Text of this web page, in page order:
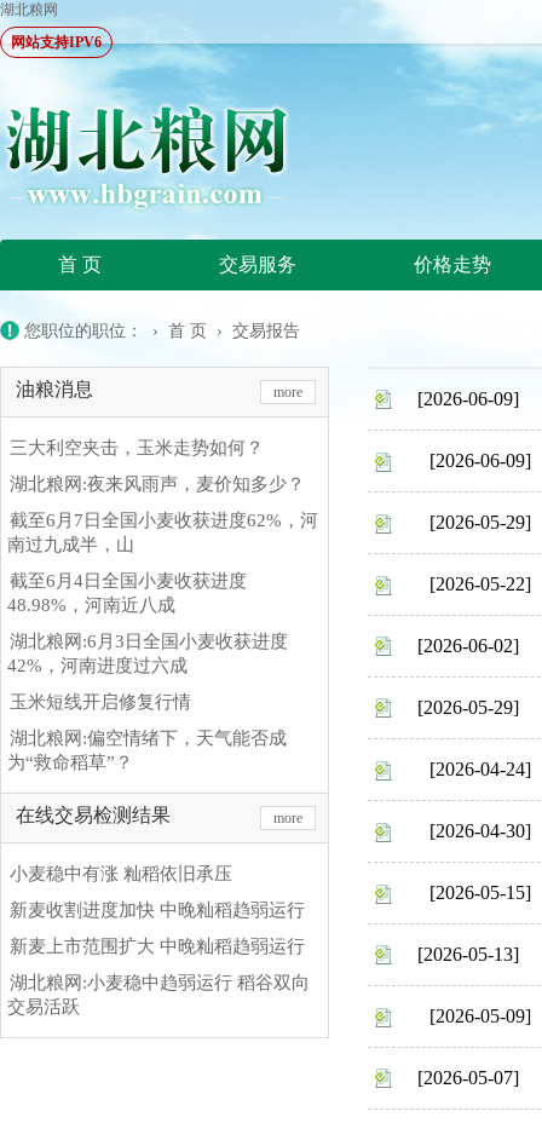
湖北粮网
网站支持IPV6
首 页 交易服务 价格走势
您职位的职位： › 首 页 › 交易报告
油粮消息 more
三大利空夹击，玉米走势如何？
湖北粮网:夜来风雨声，麦价知多少？
截至6月7日全国小麦收获进度62%，河
南过九成半，山
截至6月4日全国小麦收获进度
48.98%，河南近八成
湖北粮网:6月3日全国小麦收获进度
42%，河南进度过六成
玉米短线开启修复行情
湖北粮网:偏空情绪下，天气能否成
为“救命稻草”？
在线交易检测结果 more
小麦稳中有涨 籼稻依旧承压
新麦收割进度加快 中晚籼稻趋弱运行
新麦上市范围扩大 中晚籼稻趋弱运行
湖北粮网:小麦稳中趋弱运行 稻谷双向
交易活跃
[2026-06-09]
[2026-06-09]
[2026-05-29]
[2026-05-22]
[2026-06-02]
[2026-05-29]
[2026-04-24]
[2026-04-30]
[2026-05-15]
[2026-05-13]
[2026-05-09]
[2026-05-07]